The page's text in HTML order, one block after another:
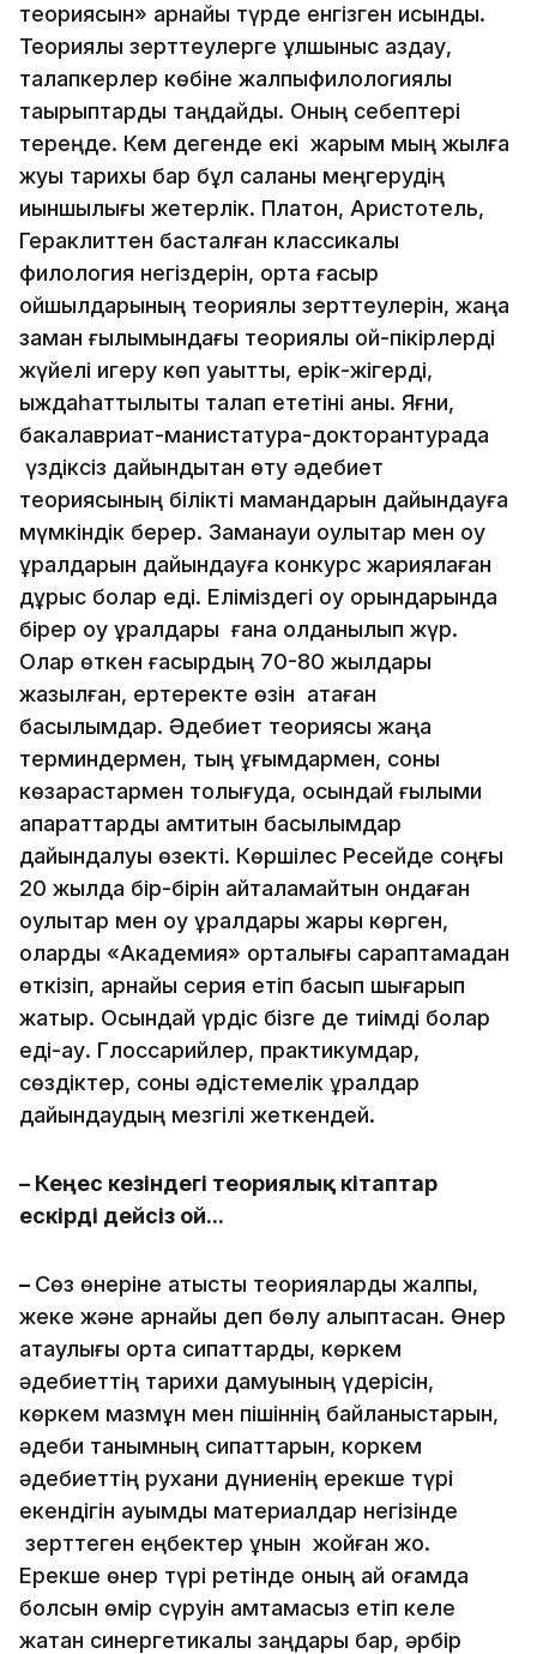
теориясын» арнайы түрде енгізген қисынды.
Теориялық зерттеулерге құлшыныс аздау,
талапкерлер көбіне жалпыфилологиялық
тақырыптарды таңдайды. Оның себептері
тереңде. Кем дегенде екі жарым мың жылға
жуық тарихы бар бұл саланы меңгерудің
қиыншылығы жетерлік. Платон, Аристотель,
Гераклиттен басталған классикалық
филология негіздерін, орта ғасыр
ойшылдарының теориялық зерттеулерін, жаңа
заман ғылымындағы теориялық ой-пікірлерді
жүйелі игеру көп уақытты, ерік-жігерді,
ыждаһаттылықты талап ететіні анық. Яғни,
бакалавриат-манистатура-докторантурада
үздіксіз дайындықтан өту әдебиет
теориясының білікті мамандарын дайындауға
мүмкіндік берер. Заманауи оқулықтар мен оқу
құралдарын дайындауға конкурс жариялаған
дұрыс болар еді. Еліміздегі оқу орындарында
бірер оқу құралдары ғана қолданылып жүр.
Олар өткен ғасырдың 70-80 жылдары
жазылған, ертеректе өзін ақтаған
басылымдар. Әдебиет теориясы жаңа
терминдермен, тың ұғымдармен, соны
көзқарастармен толығуда, осындай ғылыми
ақпараттарды қамтитын басылымдар
дайындалуы өзекті. Көршілес Ресейде соңғы
20 жылда бір-бірін қайталамайтын ондаған
оқулықтар мен оқу құралдары жарық көрген,
оларды «Академия» орталығы сараптамадан
өткізіп, арнайы серия етіп басып шығарып
жатыр. Осындай үрдіс бізге де тиімді болар
еді-ау. Глоссарийлер, практикумдар,
сөздіктер, соны әдістемелік құралдар
дайындаудың мезгілі жеткендей.
– Кеңес кезіндегі теориялық кітаптар
ескірді дейсіз ғой...
– Сөз өнеріне қатысты теорияларды жалпы,
жеке және арнайы деп бөлу қалыптасқан. Өнер
атаулығы ортақ сипаттарды, көркем
әдебиеттің тарихи дамуының үдерісін,
көркем мазмұн мен пішіннің байланыстарын,
әдеби танымның сипаттарын, коркем
әдебиеттің рухани дүниенің ерекше түрі
екендігін ауқымды материалдар негізінде
зерттеген еңбектер құнын жойған жоқ.
Ерекше өнер түрі ретінде оның қай қоғамда
болсын өмір сүруін қамтамасыз етіп келе
жатқан синергетикалық заңдары бар, әрбір